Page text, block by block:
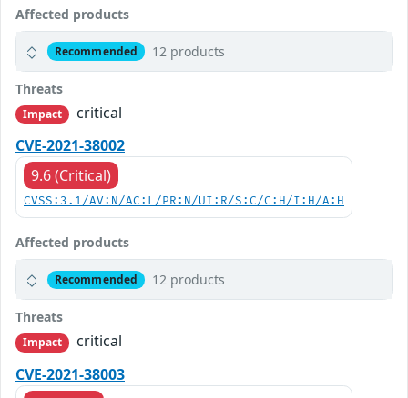
Affected products
Recommended 12 products
Threats
Impact
critical
CVE-2021-38002
9.6 (Critical)
CVSS:3.1/AV:N/AC:L/PR:N/UI:R/S:C/C:H/I:H/A:H
Affected products
Recommended 12 products
Threats
Impact
critical
CVE-2021-38003